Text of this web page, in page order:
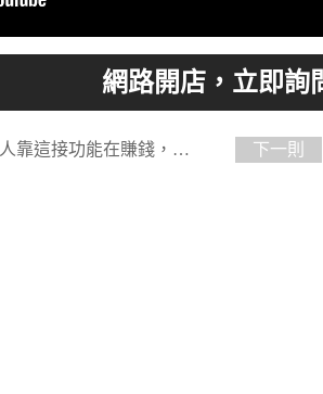
靠這接功能在賺錢，上
下一則